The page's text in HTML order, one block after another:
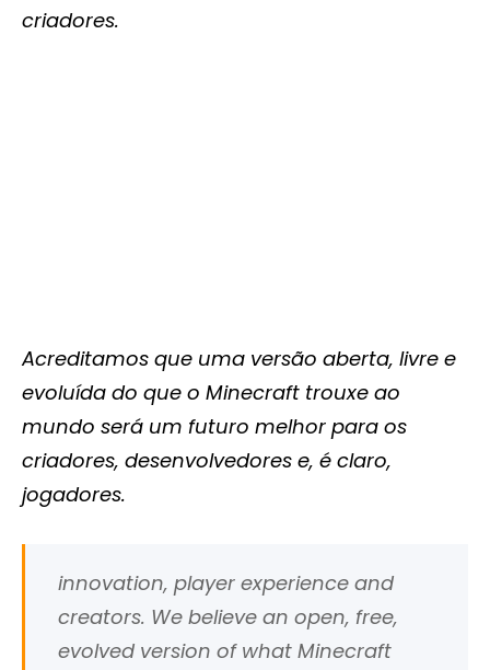
criadores.
Acreditamos que uma versão aberta, livre e
evoluída do que o Minecraft trouxe ao
mundo será um futuro melhor para os
criadores, desenvolvedores e, é claro,
jogadores.
innovation, player experience and
creators. We believe an open, free,
evolved version of what Minecraft